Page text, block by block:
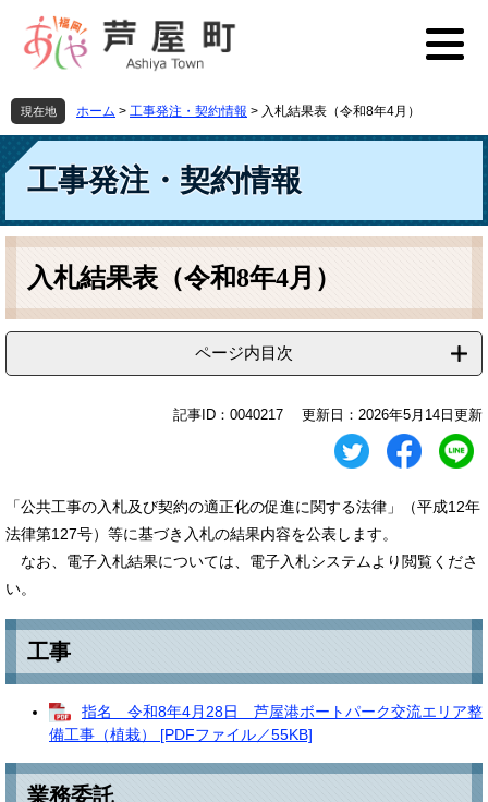
先
頭
す
を
飛
し
本
文
現在地 ホーム > 工事発注・契約情報 > 入札結果表（令和8年4月）
工事発注・契約情報
本
入札結果表（令和8年4月）
ページ内目次
記事ID：0040217 更新日：2026年5月14日更新
「公共工事の入札及び契約の適正化の促進に関する法律」（平成12年
法律第127号）等に基づき入札の結果内容を公表します。
なお、電子入札結果については、電子入札システムより閲覧くださ
い。
工事​
指名 令和8年4月28日 芦屋港ボートパーク交流エリア整
備工事（植栽） [PDFファイル／55KB]
業務委託​